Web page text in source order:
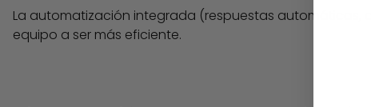
La automatización integrada (respuestas automáticas,
equipo a ser más eficiente.